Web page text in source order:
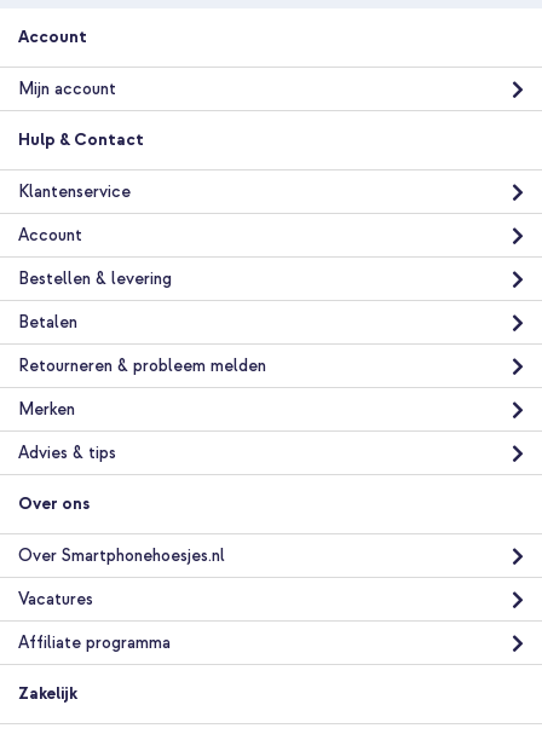
€ 30,98
Gratis verzending € 27,58
In winkelmandje
Gratis
verzending
Selencia Vivid Backcover Samsung Galaxy S24 - Wavy Swirl
Orange Fern + Sorbet Pop Polskoord - Green
Gratis verzending € 27,58
Gratis
verzending
Selencia Vivid Backcover Samsung Galaxy S24 - Wavy Swirl
Orange Fern + PopGrip - Afneembaar - Black
Account
Mijn account
Hulp & Contact
Klantenservice
Account
Bestellen & levering
Betalen
Retourneren & probleem melden
Merken
Advies & tips
Over ons
Over Smartphonehoesjes.nl
Vacatures
Affiliate programma
Zakelijk